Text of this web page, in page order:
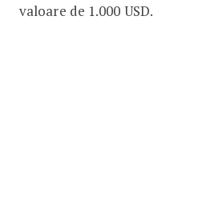
valoare de 1.000 USD.